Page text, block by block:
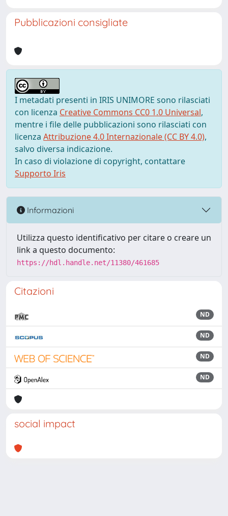
Pubblicazioni consigliate
I metadati presenti in IRIS UNIMORE sono rilasciati
con licenza Creative Commons CC0 1.0 Universal,
mentre i file delle pubblicazioni sono rilasciati con
licenza Attribuzione 4.0 Internazionale (CC BY 4.0),
salvo diversa indicazione.
In caso di violazione di copyright, contattare
Supporto Iris
Informazioni
Utilizza questo identificativo per citare o creare un
link a questo documento:
https://hdl.handle.net/11380/461685
Citazioni
ND
ND
ND
ND
social impact